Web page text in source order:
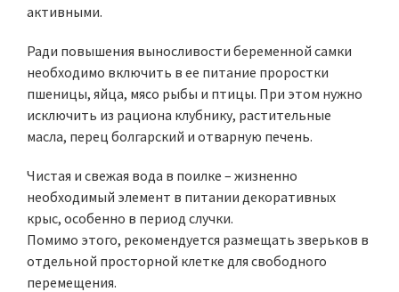
активными.
Ради повышения выносливости беременной самки
необходимо включить в ее питание проростки
пшеницы, яйца, мясо рыбы и птицы. При этом нужно
исключить из рациона клубнику, растительные
масла, перец болгарский и отварную печень.
Чистая и свежая вода в поилке – жизненно
необходимый элемент в питании декоративных
крыс, особенно в период случки.
Помимо этого, рекомендуется размещать зверьков в
отдельной просторной клетке для свободного
перемещения.